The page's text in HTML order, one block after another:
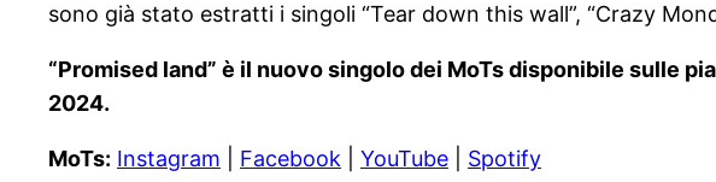
sono già stato estratti i singoli “Tear down this wall”, “Crazy
“Promised land” è il nuovo singolo dei MoTs disponibile sulle
2024.
MoTs: Instagram Facebook YouTube Spotify